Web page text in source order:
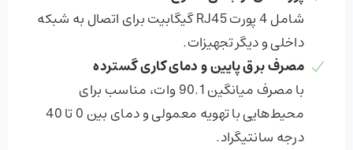
شامل 4 پورت RJ45 گیگابیت برای اتصال به شبکه
داخلی و دیگر تجهیزات.
مصرف برق پایین و دمای کاری گسترده
با مصرف میانگین 90.1 وات، مناسب برای
محیط‌هایی با تهویه معمولی و دمای بین 0 تا 40
درجه سانتیگراد.